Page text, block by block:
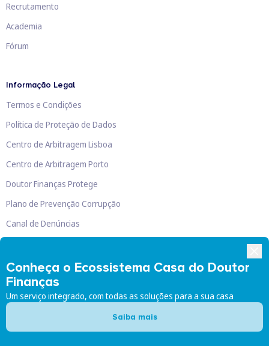
Conheça o Ecossistema Casa do Doutor
Finanças
Um serviço integrado, com todas as soluções para a sua casa
Saiba mais
Recrutamento
Academia
Fórum
Informação Legal
Termos e Condições
Política de Proteção de Dados
Centro de Arbitragem Lisboa
Centro de Arbitragem Porto
Doutor Finanças Protege
Plano de Prevenção Corrupção
Canal de Denúncias
Doutor Finanças, Lda